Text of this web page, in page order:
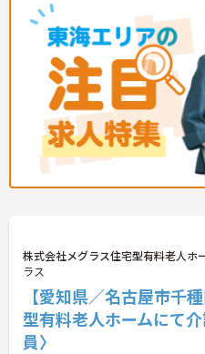
株式会社メグラス住宅型有料老人
ラス
【愛知県／名古屋市千
型有料老人ホームにて
員〉